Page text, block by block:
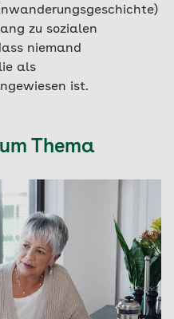
zu sozialen
niemand
als
ist.
Thema